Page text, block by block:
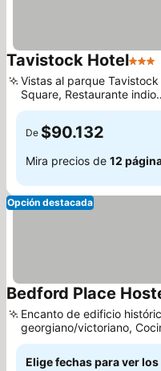
Tavistock Hotel3
Vistas al parque Tavistock
Square, Restaurante indio
galardonado
De $90.132
Mira precios de 12
Opción destacada
Bedford Place
Encanto de edificio
georgiano/victoriano,
comunitarias bien
Elige fechas para ver